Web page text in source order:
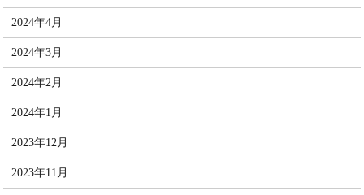
2024年4月
2024年3月
2024年2月
2024年1月
2023年12月
2023年11月